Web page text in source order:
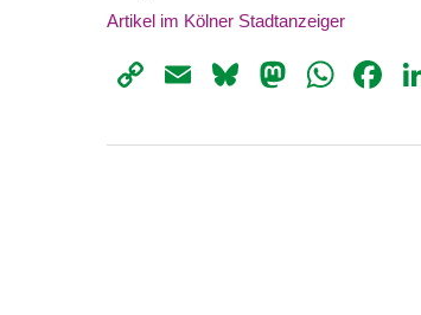
Artikel im Kölner Stadtanzeiger
CopyEmailBluesky